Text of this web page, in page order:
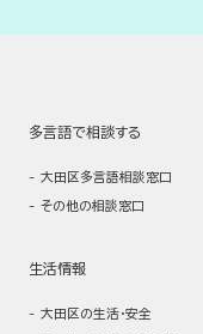
多言語で相談する
大田区多言語相談窓口
その他の相談窓口
生活情報
大田区の生活・安全